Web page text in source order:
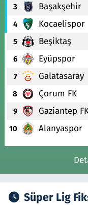
3 Başakşehir
4 Kocaelispor
5 Beşiktaş
6 Eyüpspor
7 Galatasaray
8 Çorum FK
9 Gaziantep
10 Alanyaspor
Süper Lig